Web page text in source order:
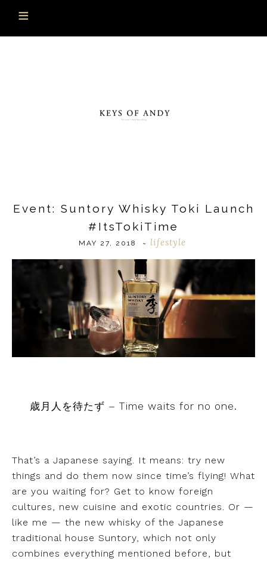
Event: Suntory Whisky Toki Launch
#ItsTokiTime
MAY 27, 2018 ~ lifestyle
歳月人を待たず – Time waits for no one.
That’s a Japanese saying. It means: try new
things and do them now since time’s flying! What
are you waiting for? Get to know foreign
cultures, new cuisine and exotic countries. Or —
like me — the new whisky of the Japanese
traditional house Suntory, which not only
combines everything mentioned before, but